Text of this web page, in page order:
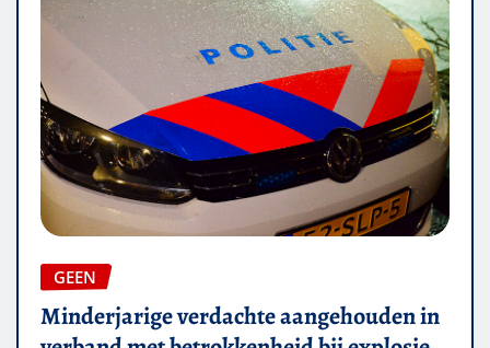
GEEN
Minderjarige verdachte aangehouden in